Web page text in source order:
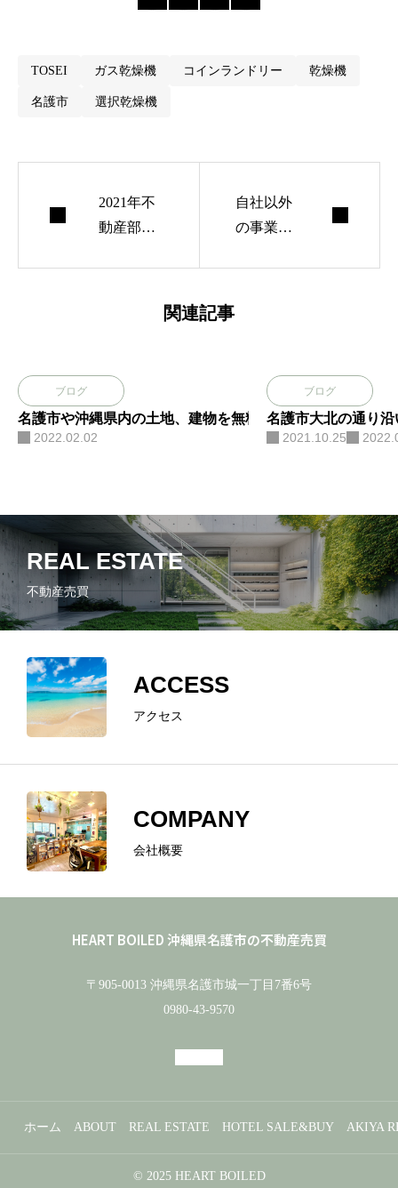
TOSEI ガス乾燥機 コインランドリー 乾燥機
名護市 選択乾燥機
2021年不
動産部門
自社以外
の事業に
関連記事
ブログ
名護市や沖縄県内の土地、建物を無料査定行います♪
2022.02.02
ブログ
名護市大北の通り
2021.10.25
REAL ESTATE
不動産売買
ACCESS
アクセス
COMPANY
会社概要
HEART BOILED 沖縄県名護市の不動産売買
〒905-0013 沖縄県名護市城一丁目7番6号
0980-43-9570
ホーム ABOUT REAL ESTATE HOTEL SALE&BUY AKIYA
© 2025 HEART BOILED